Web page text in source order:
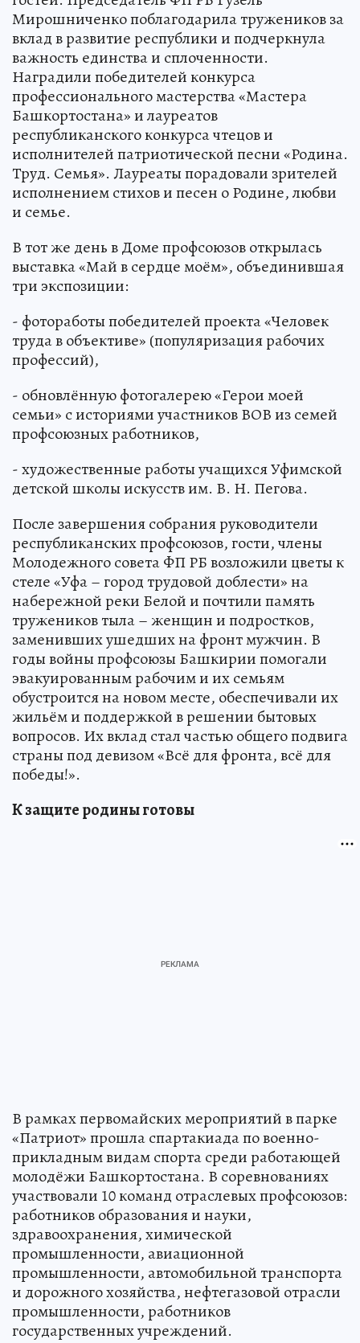
Мирошниченко поблагодарила тружеников за
вклад в развитие республики и подчеркнула
важность единства и сплоченности.
Наградили победителей конкурса
профессионального мастерства «Мастера
Башкортостана» и лауреатов
республиканского конкурса чтецов и
исполнителей патриотической песни «Родина.
Труд. Семья». Лауреаты порадовали зрителей
исполнением стихов и песен о Родине, любви
и семье.
В тот же день в Доме профсоюзов открылась
выставка «Май в сердце моём», объединившая
три экспозиции:
- фотоработы победителей проекта «Человек
труда в объективе» (популяризация рабочих
профессий),
- обновлённую фотогалерею «Герои моей
семьи» с историями участников ВОВ из семей
профсоюзных работников,
- художественные работы учащихся Уфимской
детской школы искусств им. В. Н. Пегова.
После завершения собрания руководители
республиканских профсоюзов, гости, члены
Молодежного совета ФП РБ возложили цветы к
стеле «Уфа – город трудовой доблести» на
набережной реки Белой и почтили память
тружеников тыла – женщин и подростков,
заменивших ушедших на фронт мужчин. В
годы войны профсоюзы Башкирии помогали
эвакуированным рабочим и их семьям
обустроится на новом месте, обеспечивали их
жильём и поддержкой в решении бытовых
вопросов. Их вклад стал частью общего подвига
страны под девизом «Всё для фронта, всё для
победы!».
К защите родины готовы
В рамках первомайских мероприятий в парке
«Патриот» прошла спартакиада по военно-
прикладным видам спорта среди работающей
молодёжи Башкортостана. В соревнованиях
участвовали 10 команд отраслевых профсоюзов:
работников образования и науки,
здравоохранения, химической
промышленности, авиационной
промышленности, автомобильной транспорта
и дорожного хозяйства, нефтегазовой отрасли
промышленности, работников
государственных учреждений.